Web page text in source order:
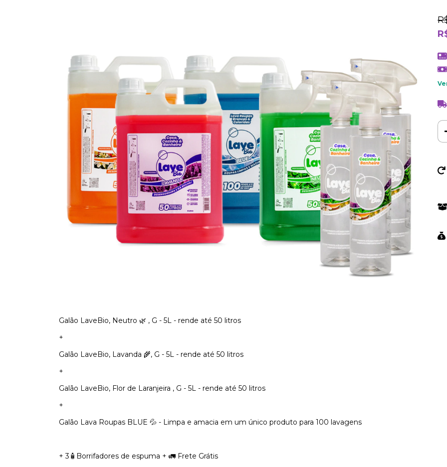
Galão LaveBio, Neutro 🌿 , G - 5L - rende até 50 litros
+
Galão LaveBio, Lavanda 🌾, G - 5L - rende até 50 litros
+
Galão LaveBio, Flor de Laranjeira , G - 5L - rende até 50 litros
+
Galão Lava Roupas BLUE 💦 - Limpa e amacia em um único produto para 100 lavagens
+ 3🧴Borrifadores de espuma + 🚛 Frete Grátis